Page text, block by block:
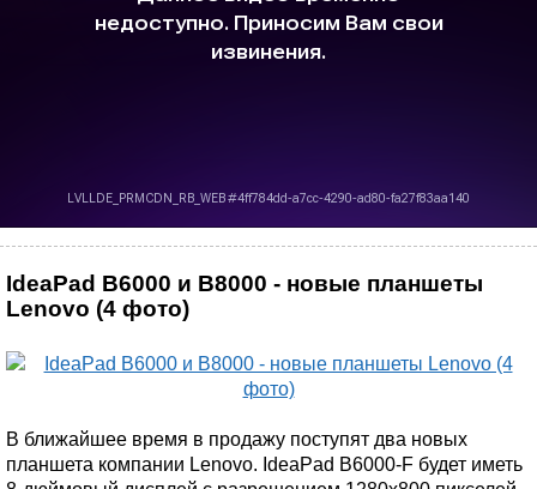
IdeaPad B6000 и B8000 - новые планшеты
Lenovo (4 фото)
В ближайшее время в продажу поступят два новых
планшета компании Lenovo. IdeaPad B6000-F будет иметь